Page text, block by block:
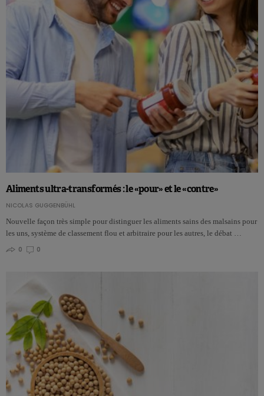
Aliments ultra-transformés : le «pour» et le «contre»
NICOLAS GUGGENBÜHL
Nouvelle façon très simple pour distinguer les aliments sains des malsains pour
les uns, système de classement flou et arbitraire pour les autres, le débat …
0
0